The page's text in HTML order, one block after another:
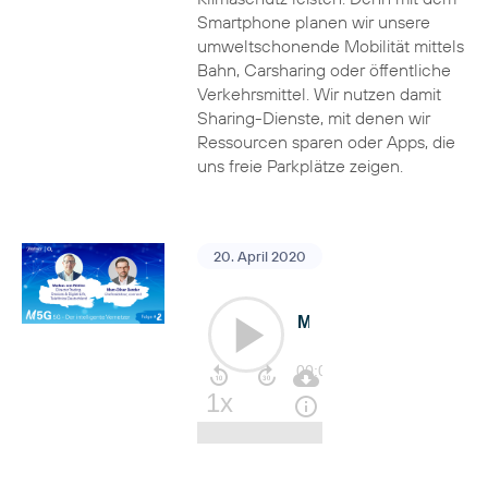
Smartphone planen wir unsere
umweltschonende Mobilität mittels
Bahn, Carsharing oder öffentliche
Verkehrsmittel. Wir nutzen damit
Sharing-Dienste, mit denen wir
Ressourcen sparen oder Apps, die
uns freie Parkplätze zeigen.
20. April 2020